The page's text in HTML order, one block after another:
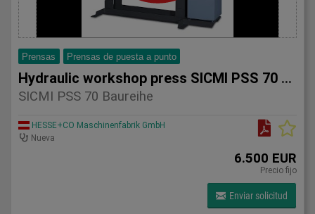
Prensas Prensas de puesta a punto
Hydraulic workshop press SICMI PSS 70 series
SICMI PSS 70 Baureihe
HESSE+CO Maschinenfabrik GmbH
Nueva
6.500 EUR
Precio fijo
Enviar solicitud